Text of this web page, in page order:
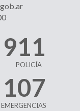
911
POLICÍA
107
EMERGENCIAS